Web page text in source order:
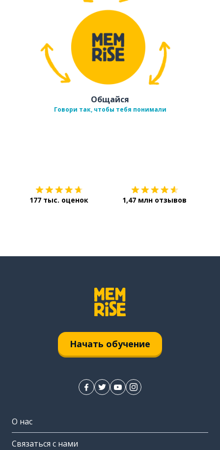
Общайся
Говори так, чтобы тебя понимали
177 тыс. оценок 1,47 млн отзывов
Начать обучение
О нас
Связаться с нами